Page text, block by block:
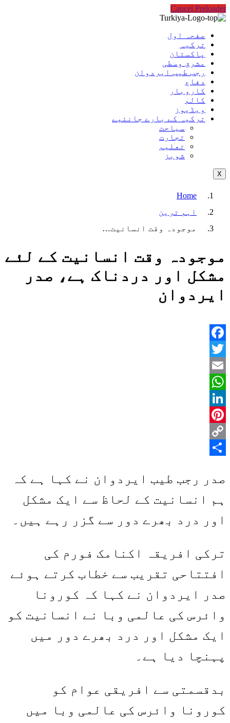
Cancel Preloader
صفحہ اول
ترکیہ
پاکستان
مشرق وسطی
رجب طیب ایردوان
دفاع
کاروبار
کالم
ویڈیوز
ترکیہ کے بارے جانئیے
سیاحت
تجارت
تعلیم
شوبز
X
Home
اہم ترین
موجودہ وقت انسانیت…
موجودہ وقت انسانیت کے لئے
مشکل اور دردناک ہے، صدر
ایردوان
Facebook
Twitter
Email
WhatsApp
LinkedIn
Pinterest
Copy
صدر رجب طیب ایردوان نے کہا ہے کہ
ہم انسانیت کے لحاظ سے ایک مشکل
اور درد بھرے دور سے گزر رہے ہیں۔
ترکی افریقہ اکنامک فورم کی
افتتاحی تقریب سے خطاب کرتے ہوئے
صدر ایردوان نے کہا کہ کورونا
وائرس کی عالمی وبا نے انسانیت کو
ایک مشکل اور درد بھرے دور میں
پہنچا دیا ہے۔
بدقسمتی سے افریقی عوام کو
کورونا وائرس کی عالمی وبا میں